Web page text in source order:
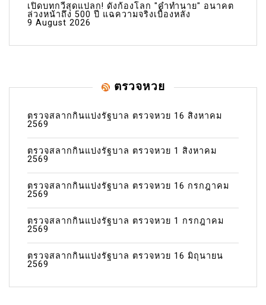
เปิดบทกวีสุดแปลก! ดังก้องโลก "คำทำนาย" อนาคต
ล่วงหน้าถึง 500 ปี แฉความจริงเบื้องหลัง
9 August 2026
ตรวจหวย
ตรวจสลากกินแบ่งรัฐบาล ตรวจหวย 16 สิงหาคม
2569
ตรวจสลากกินแบ่งรัฐบาล ตรวจหวย 1 สิงหาคม
2569
ตรวจสลากกินแบ่งรัฐบาล ตรวจหวย 16 กรกฎาคม
2569
ตรวจสลากกินแบ่งรัฐบาล ตรวจหวย 1 กรกฎาคม
2569
ตรวจสลากกินแบ่งรัฐบาล ตรวจหวย 16 มิถุนายน
2569